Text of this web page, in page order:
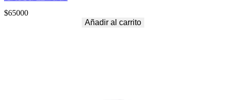
$65000
Añadir al carrito